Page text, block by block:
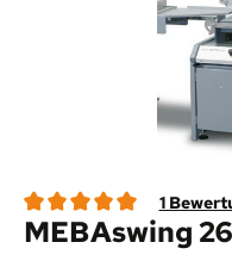
Durchschnittliche
1
MEBAswing